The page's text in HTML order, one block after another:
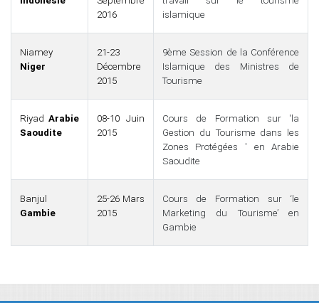
2016
islamique
Niamey
Niger
21-23
Décembre
2015
9ème Session de la Conférence
Islamique des Ministres de
Tourisme
RiyadArabie
Saoudite
08-10 Juin
2015
Cours de Formation sur 'la
Gestion du Tourisme dans les
Zones Protégées ' en Arabie
Saoudite
Banjul
Gambie
25-26 Mars
2015
Cours de Formation sur ‘le
Marketing du Tourisme’ en
Gambie